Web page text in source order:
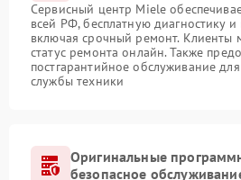
Сервисный центр Miele
всей РФ, бесплатную диагностику
включая срочный ремонт. Клиенты
статус ремонта онлайн. Также
постгарантийное обслуживание
службы техники
Оригинальные
безопасное